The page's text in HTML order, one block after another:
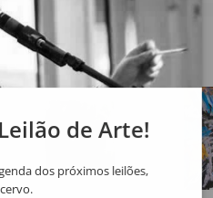
de Arte!
dos próximos leilões,